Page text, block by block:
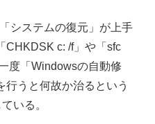
システムの復元」が上手
CHKDSK c: /f」や「sfc
度「Windowsの自動修
行うと何故か治るという
いる。